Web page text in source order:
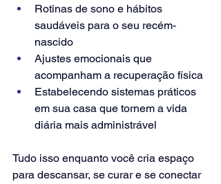
Rotinas de sono e hábitos
saudáveis ​​para o seu recém-
nascido
Ajustes emocionais que
acompanham a recuperação física
Estabelecendo sistemas práticos
em sua casa que tornem a vida
diária mais administrável
Tudo isso enquanto você cria espaço
para descansar, se curar e se conectar